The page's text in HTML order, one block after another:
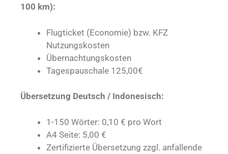
100 km):
Flugticket (Economie) bzw. KFZ
Nutzungskosten
Übernachtungskosten
Tagespauschale 125,00€
Übersetzung Deutsch / Indonesisch:
1-150 Wörter: 0,10 € pro Wort
A4 Seite: 5,00 €
Zertifizierte Übersetzung zzgl. anfallende